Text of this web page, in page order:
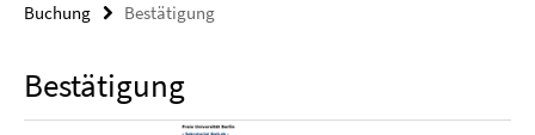
Buchung
Bestätigung
Bestätigung